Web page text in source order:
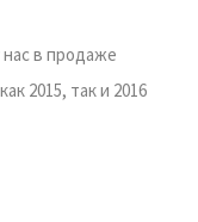
в продаже
2015, так и 2016